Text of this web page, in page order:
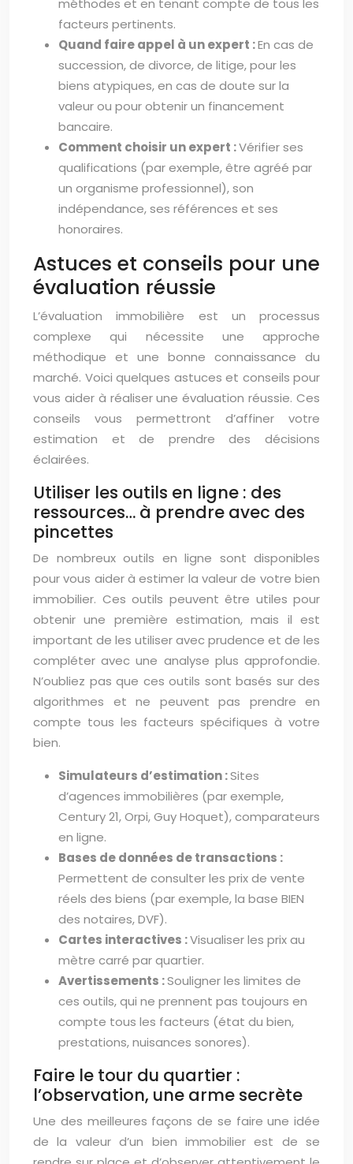
méthodes et en tenant compte de tous les
facteurs pertinents.
Quand faire appel à un expert :En cas de
succession, de divorce, de litige, pour les
biens atypiques, en cas de doute sur la
valeur ou pour obtenir un financement
bancaire.
Comment choisir un expert :Vérifier ses
qualifications (par exemple, être agréé par
un organisme professionnel), son
indépendance, ses références et ses
honoraires.
Astuces et conseils pour une
évaluation réussie
L’évaluation immobilière est un processus
complexe qui nécessite une approche
méthodique et une bonne connaissance du
marché. Voici quelques astuces et conseils pour
vous aider à réaliser une évaluation réussie. Ces
conseils vous permettront d’affiner votre
estimation et de prendre des décisions
éclairées.
Utiliser les outils en ligne : des
ressources… à prendre avec des
pincettes
De nombreux outils en ligne sont disponibles
pour vous aider à estimer la valeur de votre bien
immobilier. Ces outils peuvent être utiles pour
obtenir une première estimation, mais il est
important de les utiliser avec prudence et de les
compléter avec une analyse plus approfondie.
N’oubliez pas que ces outils sont basés sur des
algorithmes et ne peuvent pas prendre en
compte tous les facteurs spécifiques à votre
bien.
Simulateurs d’estimation :Sites
d’agences immobilières (par exemple,
Century 21, Orpi, Guy Hoquet), comparateurs
en ligne.
Bases de données de transactions :
Permettent de consulter les prix de vente
réels des biens (par exemple, la base BIEN
des notaires, DVF).
Cartes interactives :Visualiser les prix au
mètre carré par quartier.
Avertissements :Souligner les limites de
ces outils, qui ne prennent pas toujours en
compte tous les facteurs (état du bien,
prestations, nuisances sonores).
Faire le tour du quartier :
l’observation, une arme secrète
Une des meilleures façons de se faire une idée
de la valeur d’un bien immobilier est de se